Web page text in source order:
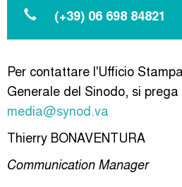
(+39) 06 698 84821
Per contattare l'Ufficio
Generale del Sinodo, si
media@synod.va
Thierry BONAVENTURA
Communication Manager